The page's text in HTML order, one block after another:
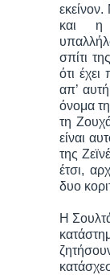
και η
σπίτι
ότι
απ’
όνομα
τη
είναι
της
έτσι,
δυο
Η